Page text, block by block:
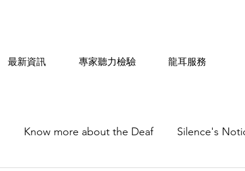
最新資訊 專家聽力檢驗 龍耳服務
Know more about the Deaf Silence's